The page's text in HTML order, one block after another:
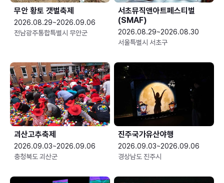
무안 황토 갯벌축제
2026.08.29~2026.09.06
전남광주통합특별시 무안군
서초뮤직앤아트페스티벌
(SMAF)
2026.08.29~2026.08.30
서울특별시 서초구
괴산고추축제
2026.09.03~2026.09.06
충청북도 괴산군
진주국가유산야행
2026.09.03~2026.09.06
경상남도 진주시